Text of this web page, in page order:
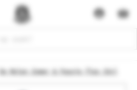
De Molen Zomer & Passie fles 33cl